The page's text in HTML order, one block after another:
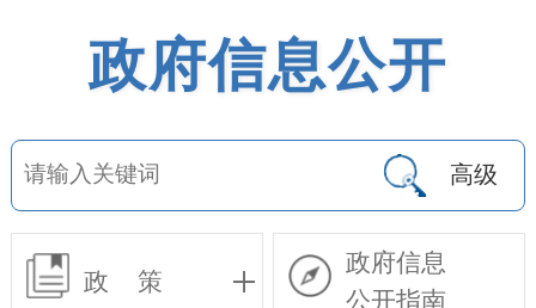
政府信息公开
高级
政 策
政府信息
公开指南